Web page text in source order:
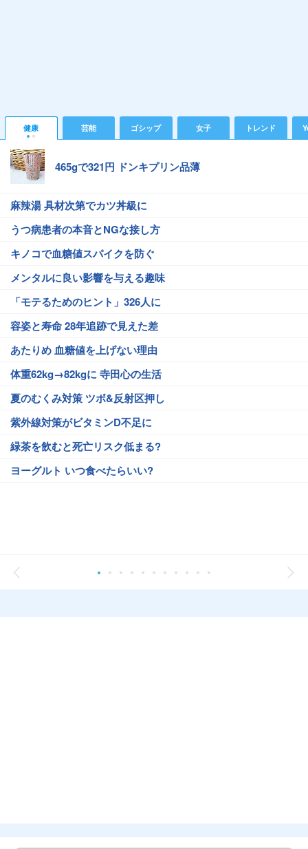
健康 芸能 ゴシップ 女子 トレンド
465gで321円 ドンキプリン品薄
麻辣湯 具材次第でカツ丼級に
うつ病患者の本音とNGな接し方
キノコで血糖値スパイクを防ぐ
メンタルに良い影響を与える趣味
「モテるためのヒント」326人に
容姿と寿命 28年追跡で見えた差
あたりめ 血糖値を上げない理由
体重62kg→82kgに 寺田心の生活
夏のむくみ対策 ツボ&反射区押し
紫外線対策がビタミンD不足に
緑茶を飲むと死亡リスク低まる?
ヨーグルト いつ食べたらいい?